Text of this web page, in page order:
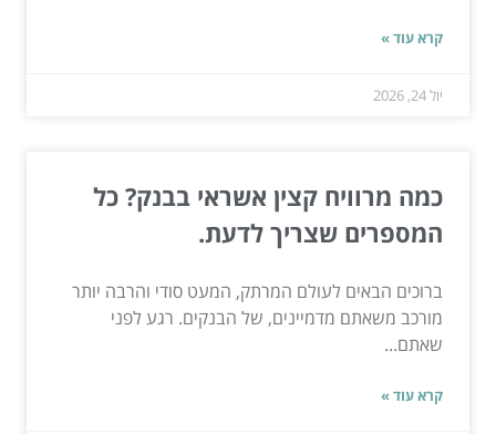
קרא עוד »
יול 24, 2026
כמה מרוויח קצין אשראי בבנק? כל
המספרים שצריך לדעת.
ברוכים הבאים לעולם המרתק, המעט סודי והרבה יותר
מורכב משאתם מדמיינים, של הבנקים. רגע לפני
שאתם...
קרא עוד »